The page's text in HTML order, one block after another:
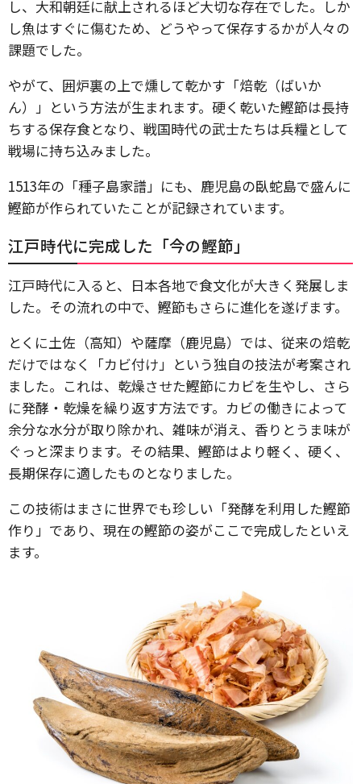
し、大和朝廷に献上されるほど大切な存在でした。しか
し魚はすぐに傷むため、どうやって保存するかが人々の
課題でした。
やがて、囲炉裏の上で燻して乾かす「焙乾（ばいか
ん）」という方法が生まれます。硬く乾いた鰹節は長持
ちする保存食となり、戦国時代の武士たちは兵糧として
戦場に持ち込みました。
1513年の「種子島家譜」にも、鹿児島の臥蛇島で盛んに
鰹節が作られていたことが記録されています。
江戸時代に完成した「今の鰹節」
江戸時代に入ると、日本各地で食文化が大きく発展しま
した。その流れの中で、鰹節もさらに進化を遂げます。
とくに土佐（高知）や薩摩（鹿児島）では、従来の焙乾
だけではなく「カビ付け」という独自の技法が考案され
ました。これは、乾燥させた鰹節にカビを生やし、さら
に発酵・乾燥を繰り返す方法です。カビの働きによって
余分な水分が取り除かれ、雑味が消え、香りとうま味が
ぐっと深まります。その結果、鰹節はより軽く、硬く、
長期保存に適したものとなりました。
この技術はまさに世界でも珍しい「発酵を利用した鰹節
作り」であり、現在の鰹節の姿がここで完成したといえ
ます。